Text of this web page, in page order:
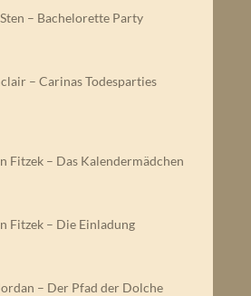
– Bachelorette Party
– Carinas Todesparties
Fitzek – Das Kalendermädchen
Fitzek – Die Einladung
– Der Pfad der Dolche